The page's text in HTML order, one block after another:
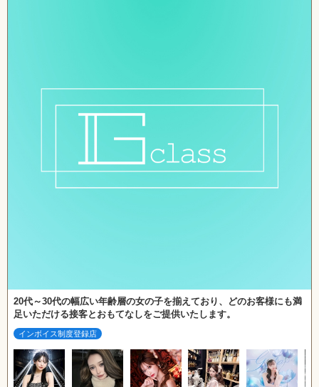
20代～30代の幅広い年齢層の女の子を揃えており、どのお客様にも満
足いただける接客とおもてなしをご提供いたします。
インボイス制度登録店